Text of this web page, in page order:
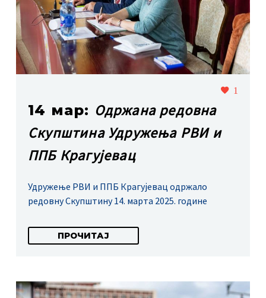
1
14 мар: Одржана редовна
Скупштина Удружења РВИ и
ППБ Крагујевац
Удружење РВИ и ППБ Крагујевац одржало
редовну Скупштину 14. марта 2025. године
ПРОЧИТАЈ